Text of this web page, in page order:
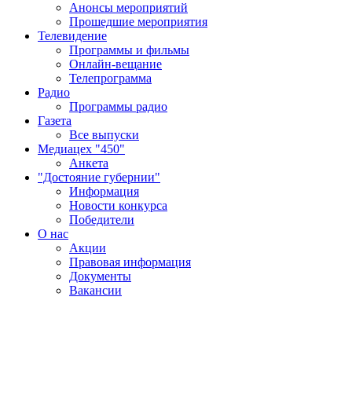
Анонсы мероприятий
Прошедшие мероприятия
Телевидение
Программы и фильмы
Онлайн-вещание
Телепрограмма
Радио
Программы радио
Газета
Все выпуски
Медиацех "450"
Анкета
"Достояние губернии"
Информация
Новости конкурса
Победители
О нас
Акции
Правовая информация
Документы
Вакансии